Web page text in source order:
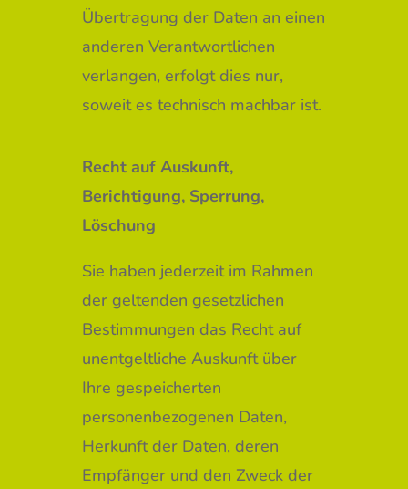
Übertragung der Daten an einen
anderen Verantwortlichen
verlangen, erfolgt dies nur,
soweit es technisch machbar ist.
Recht auf Auskunft,
Berichtigung, Sperrung,
Löschung
Sie haben jederzeit im Rahmen
der geltenden gesetzlichen
Bestimmungen das Recht auf
unentgeltliche Auskunft über
Ihre gespeicherten
personenbezogenen Daten,
Herkunft der Daten, deren
Empfänger und den Zweck der